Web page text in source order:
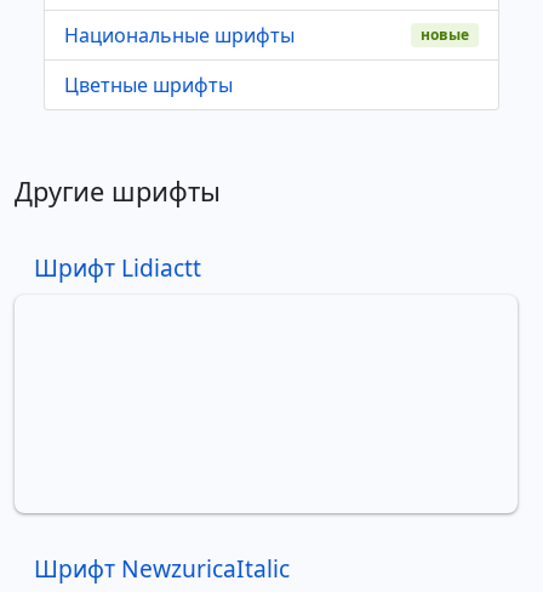
Национальные шрифты
новые
Цветные шрифты
Другие шрифты
Шрифт Lidiactt
Шрифт NewzuricaItalic